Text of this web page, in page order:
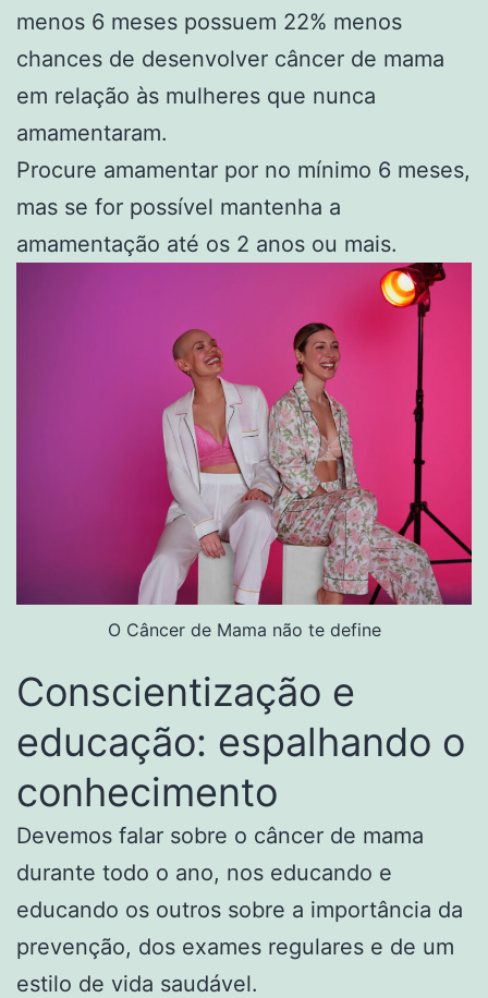
menos 6 meses possuem 22% menos
chances de desenvolver câncer de mama
em relação às mulheres que nunca
amamentaram.
Procure amamentar por no mínimo 6 meses,
mas se for possível mantenha a
amamentação até os 2 anos ou mais.
O Câncer de Mama não te define
Conscientização e
educação: espalhando o
conhecimento
Devemos falar sobre o câncer de mama
durante todo o ano, nos educando e
educando os outros sobre a importância da
prevenção, dos exames regulares e de um
estilo de vida saudável.